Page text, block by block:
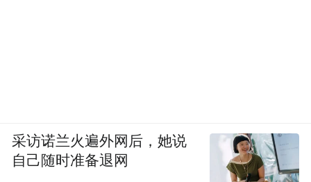
采访诺兰火遍外网后，她说
自己随时准备退网